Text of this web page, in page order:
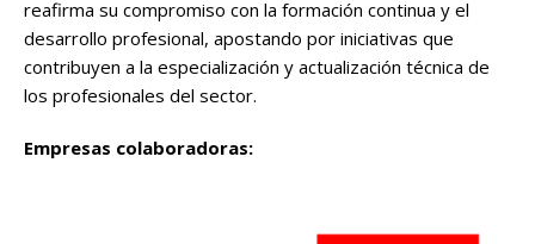
reafirma su compromiso con la formación continua y el
desarrollo profesional, apostando por iniciativas que
contribuyen a la especialización y actualización técnica de
los profesionales del sector.
Empresas colaboradoras: